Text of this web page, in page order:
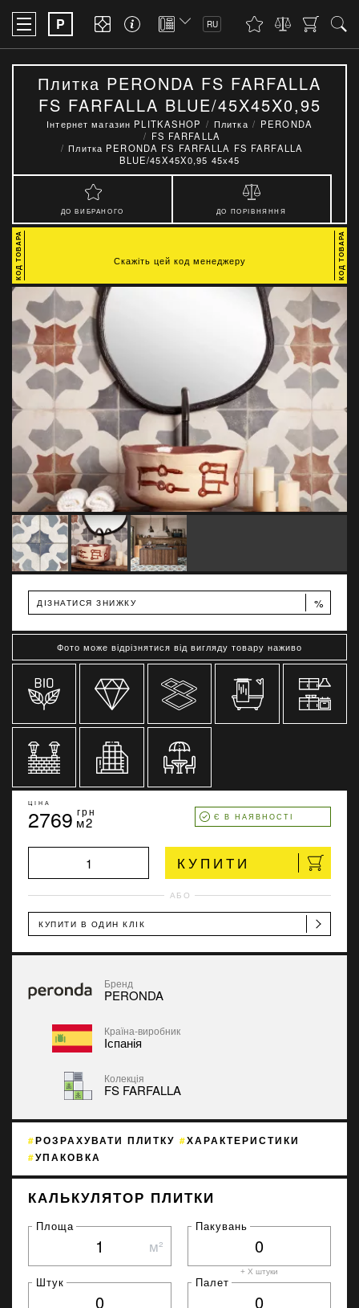
P RU
Плитка PERONDA FS FARFALLA
FS FARFALLA BLUE/45X45X0,95
45x45
Інтернет магазин PLITKASHOP Плитка
PERONDA
FS FARFALLA
Плитка PERONDA FS FARFALLA FS FARFALLA
BLUE/45X45X0,95 45x45
ДО ВИБРАНОГО ДО ПОРІВНЯННЯ
ДІЗНАТИСЯ ЗНИЖКУ %
Фото може відрізнятися від вигляду товару наживо
ЦІНА
2769 грн
м2 Є В НАЯВНОСТІ
КУПИТИ
АБО
КУПИТИ В ОДИН КЛІК
Бренд
PERONDA
Країна-виробник
Іспанія
Колекція
FS FARFALLA
РОЗРАХУВАТИ ПЛИТКУ
ХАРАКТЕРИСТИКИ
УПАКОВКА
КАЛЬКУЛЯТОР ПЛИТКИ
Площа
м²
Пакувань
+ X штуки
Штук Палет
Скажіть цей код менеджеру